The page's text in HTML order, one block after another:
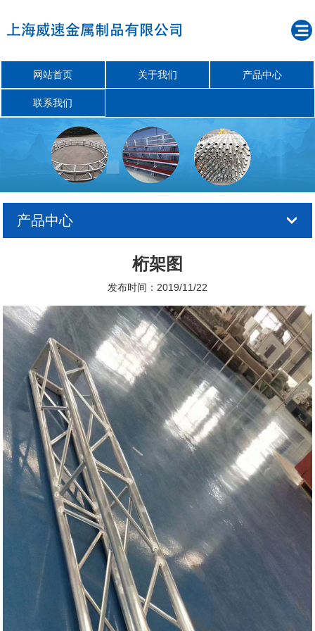
网站首页 关于我们 产品中心
联系我们
产品中心
桁架图
发布时间：2019/11/22